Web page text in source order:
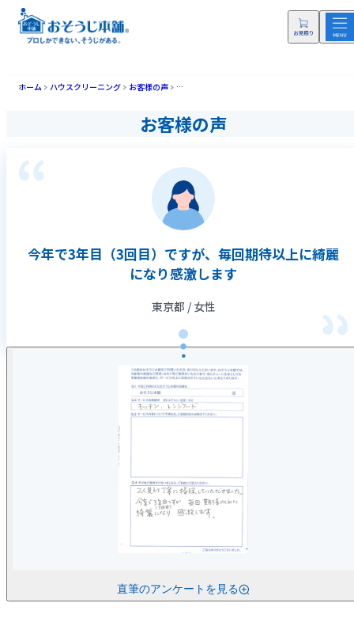
ホーム ハウスクリーニング お客様の声 今年で3年目（3回目）ですが、毎回期待以上に
お客様の声
今年で3年目（3回目）ですが、毎回期待以上に綺麗
になり感激します
東京都 / 女性
直筆のアンケートを見る